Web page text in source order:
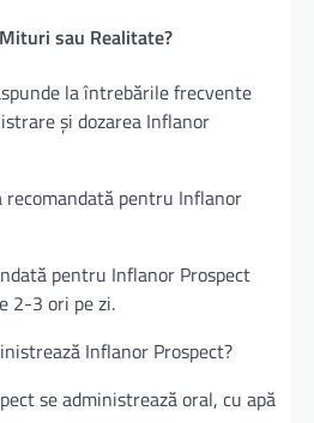
sau Realitate?
la întrebările frecvente
și dozarea Inflanor
recomandată pentru Inflanor
pentru Inflanor Prospect
2-3 ori pe zi.
Inflanor Prospect?
se administrează oral, cu apă